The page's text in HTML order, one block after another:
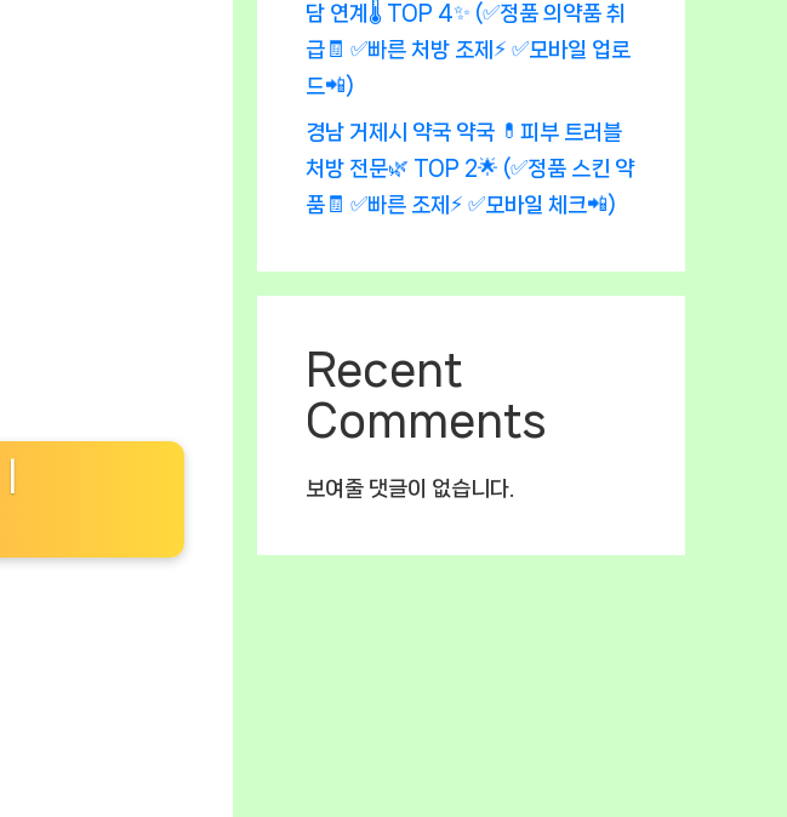
담 연계🌡️ TOP 4✨ (✅정품 의약품 취
급🧾 ✅빠른 처방 조제⚡ ✅모바일 업로
드📲)
경남 거제시 약국 약국 💊피부 트러블
처방 전문🌿 TOP 2🌟 (✅정품 스킨 약
품🧾 ✅빠른 조제⚡ ✅모바일 체크📲)
Recent
Comments
보여줄 댓글이 없습니다.